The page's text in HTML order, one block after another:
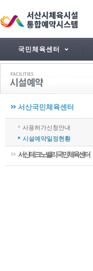
국민체육센터
서산국민체육센터
사용허가신청안내
시설예약일정현황
서산테크노밸리국민체육센터